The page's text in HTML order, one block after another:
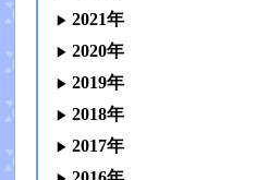
2021年
2020年
2019年
2018年
2017年